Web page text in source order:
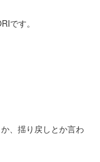
です。
、揺り戻しとか言わ